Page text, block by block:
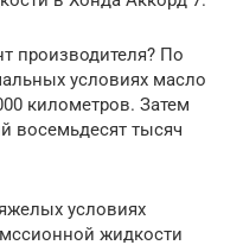
производителя? По
условиях масло
километров. Затем
восемьдесят тысяч
условиях
жидкости